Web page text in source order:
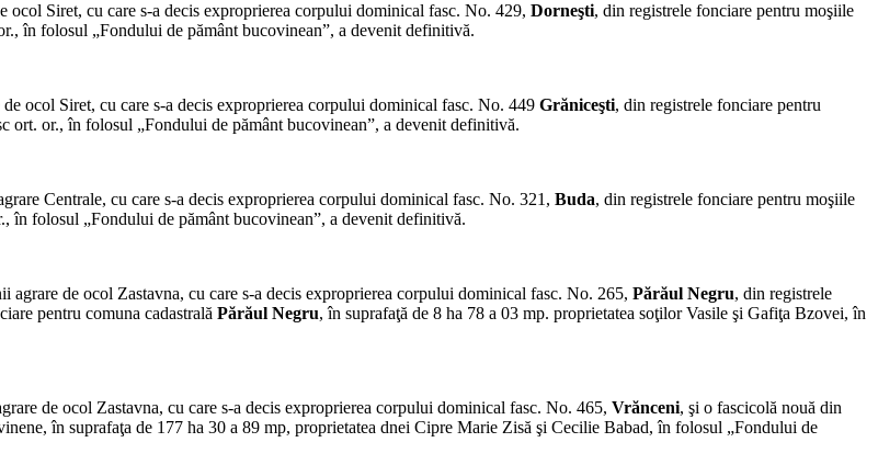
ocol Siret, cu care s-a decis exproprierea corpului dominical fasc. No. 429, Dorneşti, din registrele fonciare pentru moşiile
în folosul „Fondului de pământ buco­vinean”, a devenit definitivă.
ocol Siret, cu care s-a decis exproprierea corpului dominical fasc. No. 449 Grăniceşti, din registrele fonciare pentru
ort. or., în folosul „Fondului de pământ buco­vinean”, a devenit definitivă.
Cen­trale, cu care s-a decis exproprierea corpului dominical fasc. No. 321, Buda, din registrele fonciare pentru moşiile
în folosul „Fondului de pământ bucovinean”, a devenit definitivă.
agrare de ocol Zastavna, cu care s-a decis exproprierea corpului dominical fasc. No. 265, Părăul Negru, din re­gistrele
pentru comuna cadastrală Părăul Negru, în suprafaţă de 8 ha 78 a 03 mp. proprietatea so­ţilor Vasile şi Gafiţa Bzovei, în
de ocol Zastavna, cu care s-a decis exproprierea corpului dominical fasc. No. 465, Vrănceni, şi o fascicolă nouă din
în suprafaţa de 177 ha 30 a 89 mp, proprietatea dnei Cipre Marie Zisă şi Cecilie Babad, în fo­losul „Fondului de